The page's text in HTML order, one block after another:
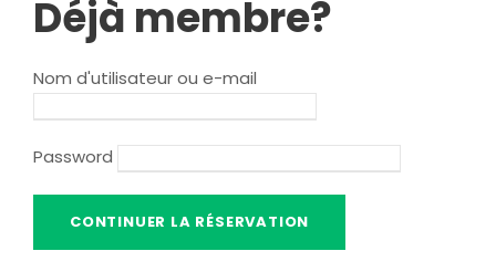
Déjà membre?
Nom d'utilisateur ou e-mail
Password